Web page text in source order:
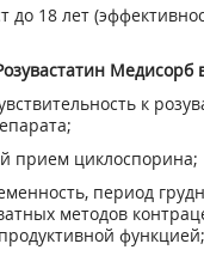
до 18 лет
Медисорб
к
прием циклоспорина;
период
методов
функцией;